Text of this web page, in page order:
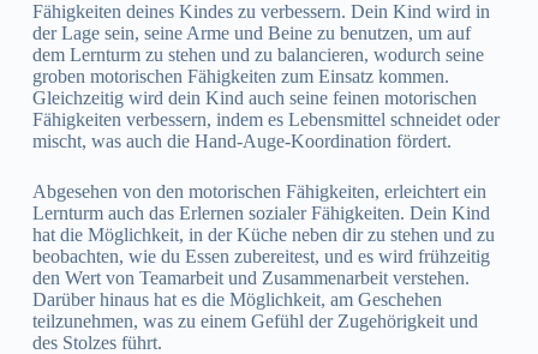
Fähigkeiten deines Kindes zu verbessern. Dein Kind wird in
der Lage sein, seine Arme und Beine zu benutzen, um auf
dem Lernturm zu stehen und zu balancieren, wodurch seine
groben motorischen Fähigkeiten zum Einsatz kommen.
Gleichzeitig wird dein Kind auch seine feinen motorischen
Fähigkeiten verbessern, indem es Lebensmittel schneidet oder
mischt, was auch die Hand-Auge-Koordination fördert.
Abgesehen von den motorischen Fähigkeiten, erleichtert ein
Lernturm auch das Erlernen sozialer Fähigkeiten. Dein Kind
hat die Möglichkeit, in der Küche neben dir zu stehen und zu
beobachten, wie du Essen zubereitest, und es wird frühzeitig
den Wert von Teamarbeit und Zusammenarbeit verstehen.
Darüber hinaus hat es die Möglichkeit, am Geschehen
teilzunehmen, was zu einem Gefühl der Zugehörigkeit und
des Stolzes führt.